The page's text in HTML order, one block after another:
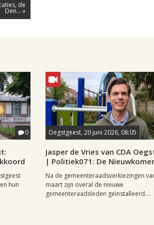
de
Den... »
0
hun
Oegstgeest, 20 juni 2026, 08:05
Jasper de Vries van CDA
| Politiek071: De
Na de gemeenteraadsverkiezingen
maart zijn overal de nieuwe
gemeenteraadsleden geïnstalleerd....